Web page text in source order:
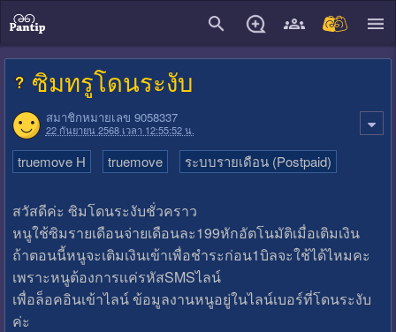
ซิมทรูโดนระงับ
สมาชิกหมายเลข 9058337
22 กันยายน 2568 เวลา 12:55:52 น.
truemove H truemove ระบบรายเดือน (Postpaid)
สวัสดีค่ะ ซิมโดนระงับชั่วคราว
หนูใช้ซิมรายเดือนจ่ายเดือนละ199หักอัตโนมัติเมื่อเติมเงิน
ถ้าตอนนี้หนูจะเติมเงินเข้าเพื่อชำระก่อน1บิลจะใช้ได้ไหมคะ
เพราะหนูต้องการเเค่รหัสSMSไลน์
เพื่อล็อคอินเข้าไลน์ ข้อมูลงานหนูอยู่ในไลน์เบอร์ที่โดนระงับ
ค่ะ
close